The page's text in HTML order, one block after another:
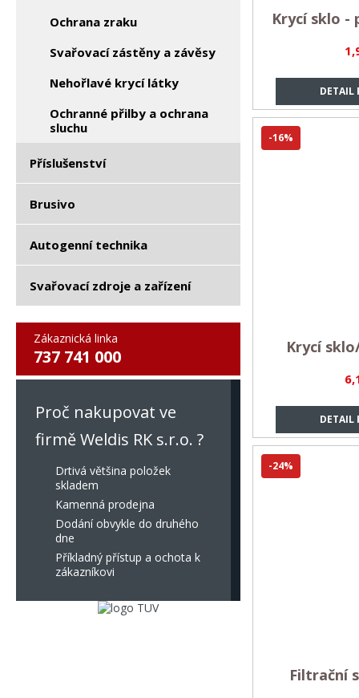
Ochrana zraku
Svařovací zástěny a závěsy
Nehořlavé krycí látky
Ochranné přilby a ochrana
sluchu
Příslušenství
Brusivo
Autogenní technika
Svařovací zdroje a zařízení
Zákaznická linka
737 741 000
Proč nakupovat ve
firmě Weldis RK s.r.o. ?
Drtivá většina položek
skladem
Kamenná prodejna
Dodání obvykle do druhého
dne
Příkladný přístup a ochota k
zákazníkovi
DETAIL
Krycí sklo -
DETAIL
Krycí
-16%
Filtrační
-24%